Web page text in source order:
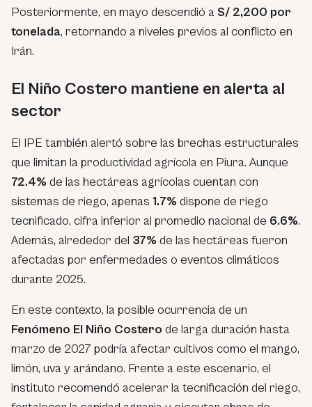
Posteriormente, en mayo descendió a S/ 2,200 por
tonelada, retornando a niveles previos al conflicto en
Irán.
El Niño Costero mantiene en alerta al
sector
El IPE también alertó sobre las brechas estructurales
que limitan la productividad agrícola en Piura. Aunque
72.4% de las hectáreas agrícolas cuentan con
sistemas de riego, apenas 1.7% dispone de riego
tecnificado, cifra inferior al promedio nacional de 6.6%.
Además, alrededor del 37% de las hectáreas fueron
afectadas por enfermedades o eventos climáticos
durante 2025.
En este contexto, la posible ocurrencia de un
Fenómeno El Niño Costero de larga duración hasta
marzo de 2027 podría afectar cultivos como el mango,
limón, uva y arándano. Frente a este escenario, el
instituto recomendó acelerar la tecnificación del riego,